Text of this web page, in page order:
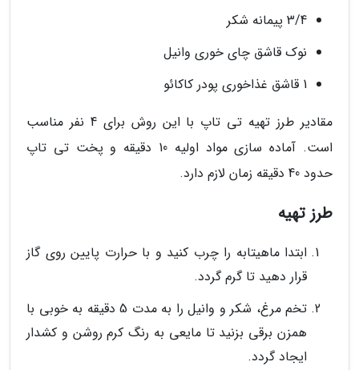
3/4 پیمانه شکر
نوک قاشق چای خوری وانیل
1 قاشق غذاخوری پودر کاکائو
مقادیر طرز تهیه تی تاپ با این روش برای 4 نفر مناسب
است. آماده سازی مواد اولیه 10 دقیقه و پخت تی تاپ
حدود 40 دقیقه زمان لازم دارد.
طرز تهیه
ابتدا ماهیتابه را چرب کنید و با حرارت پایین روی گاز
قرار دهید تا گرم گردد.
تخم مرغ، شکر و وانیل را به مدت 5 دقیقه به خوبی با
همزن برقی بزنید تا مایعی به رنگ کرم روشن و کشدار
ایجاد گردد.